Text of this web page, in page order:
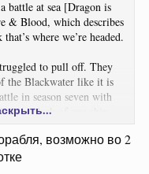
battle at sea [Dragon is
& Blood, which describes
where we’re headed.
to pull off. They
the Blackwater like it is
in season seven with
the deck of one ship.
expensive.
возможно во 2